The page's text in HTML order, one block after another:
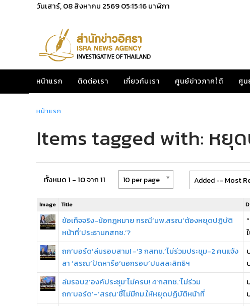
วันเสาร์, 08 สิงหาคม 256905:15:17นาฬิกา
หน้าแรก ติดต่อเรา เกี่ยวกับเรา ศูนย์ข่าวภาคใต้ ศูน
หน้าแรก
Items tagged with: หยุ
ทั้งหมด 1 - 10 จาก 11 10 per page Added -- Most
Image Title
ข้อเท็จจริง-ข้อกฎหมาย กรณี‘นพ.สรณ’ต้องหยุดปฏิบัติ
หน้าที่‘ประธานกสทช.’?
ถก‘บอร์ด’ล่มรอบสาม! -‘3 กสทช.’ไม่ร่วมประชุม-2 คนแจ้ง
ลา ‘สรณ’ปัดหารือ‘นอกรอบ’ปมสละสิทธิฯ
ล่มรอบ2‘องค์ประชุม’ไม่ครบ! 4‘กสทช.’ไม่ร่วม
ถก‘บอร์ด’-‘สรณ’ชี้ไม่มีกม.ให้หยุดปฏิบัติหน้าที่